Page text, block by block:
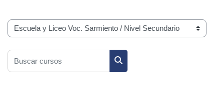
Categorías
Buscar cursos
Buscar cursos